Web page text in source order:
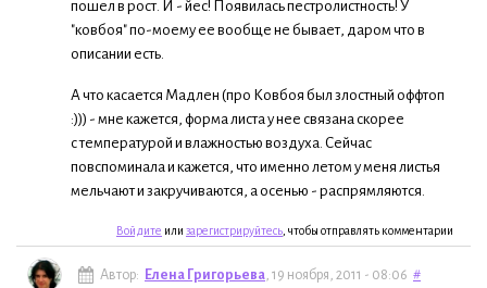
пошел в рост. И - йес! Появилась пестролистность! У
"ковбоя" по-моему ее вообще не бывает, даром что в
описании есть.
А что касается Мадлен (про Ковбоя был злостный оффтоп
:))) - мне кажется, форма листа у нее связана скорее
с температурой и влажностью воздуха. Сейчас
повспоминала и кажется, что именно летом у меня листья
мельчают и закручиваются, а осенью - распрямляются.
Войдите или зарегистрируйтесь , чтобы отправлять комментарии
Автор: Елена Григорьева , 19 ноября, 2011 - 08:06 #